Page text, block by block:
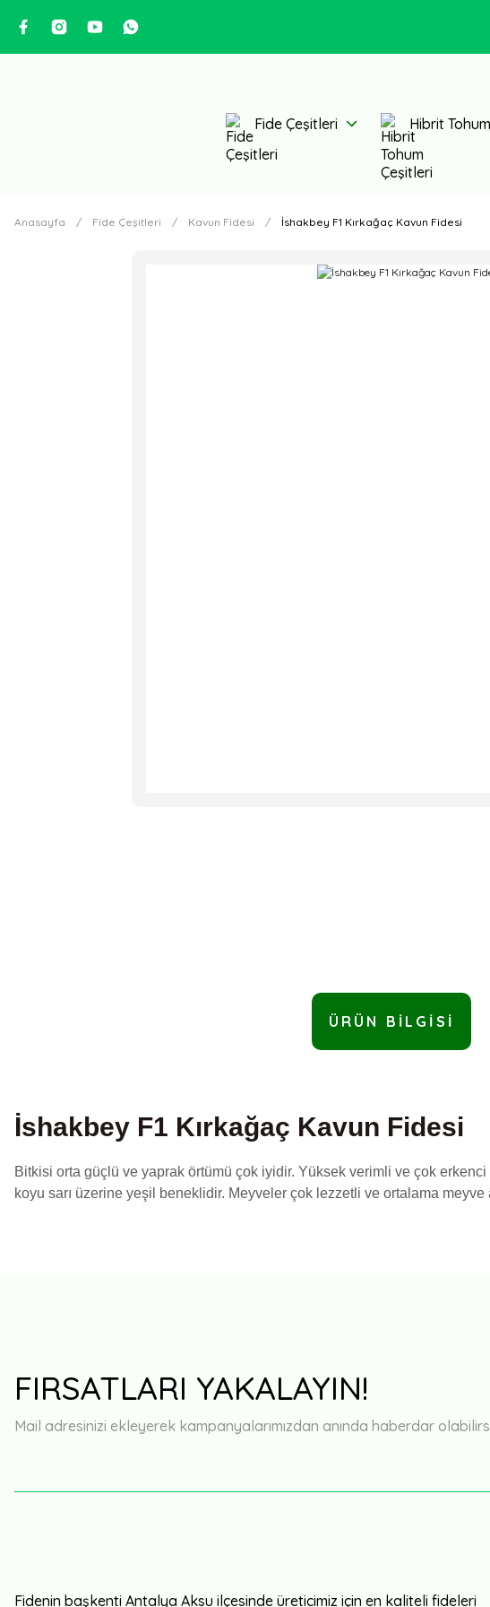
Fide Çeşitleri Hibrit
Anasayfa Fide Çeşitleri Kavun Fidesi İshakbey F1 Kırkağaç Kavun Fidesi
ÜRÜN BILGISI
İshakbey F1 Kırkağaç Kavun Fidesi
Bitkisi orta güçlü ve yaprak örtümü çok iyidir. Yüksek verimli ve çok
koyu sarı üzerine yeşil beneklidir. Meyveler çok lezzetli ve ortalama meyve
FIRSATLARI YAKALAYIN!
Mail adresinizi ekleyerek kampanyalarımızdan anında haberdar
Fidenin başkenti Antalya Aksu ilçesinde üreticimiz için en kaliteli fideleri